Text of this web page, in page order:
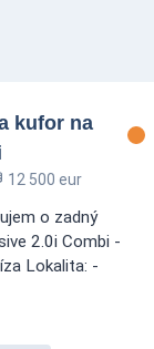
kufor na
12 500 eur
o zadný
2.0i Combi -
Lokalita: -